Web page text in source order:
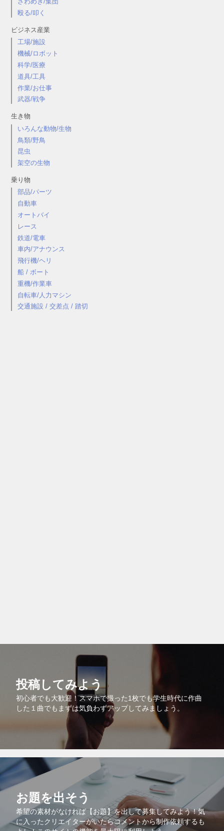
殴る/叩く
ビジネス産業
工場/施設
機械/ロボット
科学/医療
道具/工具
作業/お仕事
武器/戦争
生き物
いろんな動物/生物
鳥類/野鳥
昆虫
架空の生物
乗り物
部品/パーツ
自動車
オートバイ
レース
鉄道/電車
車内/アナウンス
飛行機/ヘリ
船 / ボート
重機/作業車
自転車/人力マシン
交通施設 / 交差点 / 踏切
投稿してみよう
初心者でも大歓迎！スマホで撮った1枚でも学生時代に作曲
した１曲でもまずは気負わずアップしてみましょう。
お題を出そう
希望の素材がなければ【お題】を出して募集してみよう！気
に入ったクリエイターがいたらコメントから制作依頼するも